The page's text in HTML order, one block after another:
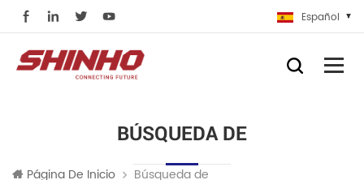
Español
BÚSQUEDA DE
Página De Inicio Búsqueda de